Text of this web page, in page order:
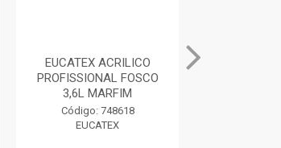
EUCATEX ACRILICO
PROFISSIONAL FOSCO
3,6L MARFIM
Código: 748618
EUCATEX